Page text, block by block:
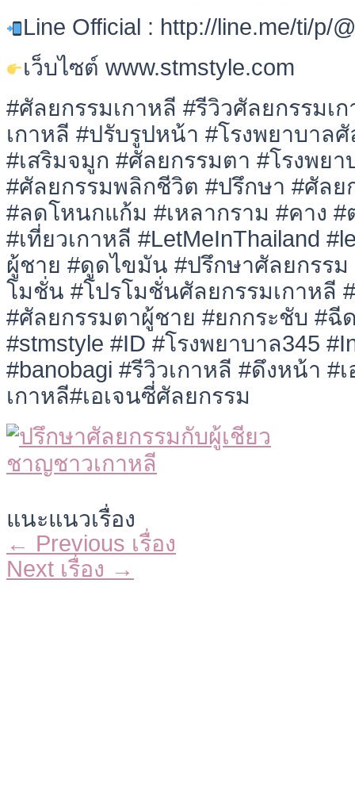
Line Official : http://line.me/ti/p/
เว็บไซต์ www.stmstyle.com
#ศัลยกรรมเกาหลี #รีวิวศัลยกรรมเ
เกาหลี #ปรับรูปหน้า #โรงพยาบาล
#เสริมจมูก #ศัลยกรรมตา #โรงพยา
#ศัลยกรรมพลิกชีวิต #ปรึกษา #ศัลย
#ลดโหนกแก้ม #เหลากราม #คาง
#เที่ยวเกาหลี #LetMeInThailand
ผู้ชาย #ดูดไขมัน #ปรึกษาศัลยกรรม
โมชั่น #โปรโมชั่นศัลยกรรมเกาหลี
#ศัลยกรรมตาผู้ชาย #ยกกระชับ #
#stmstyle #ID #โรงพยาบาล345
#banobagi #รีวิวเกาหลี #ดึงหน้า #
เกาหลี#เอเจนซี่ศัลยกรรม
แนะแนวเรื่อง
← Previous เรื่อง
Next เรื่อง →